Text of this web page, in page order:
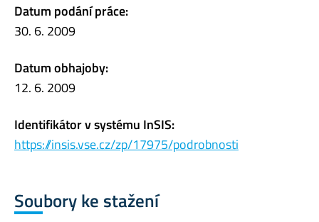
Datum podání práce:
30. 6. 2009
Datum obhajoby:
12. 6. 2009
Identifikátor v systému InSIS:
https://insis.vse.cz/zp/17975/podrobnosti
Soubory ke stažení